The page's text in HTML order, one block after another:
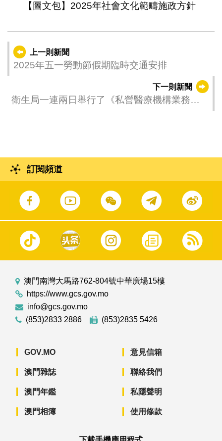
【圖文包】2025年社會文化範疇施政方針
上一則新聞
2025年五一勞動節假期臨時交通安排
下一則新聞
衛生局一連兩日舉行了《私營醫療機構業務法
訂閱頻道
澳門南灣大馬路762-804號中華廣場15樓
https://www.gcs.gov.mo
info@gcs.gov.mo
(853)2833 2886
(853)2835 5426
GOV.MO
澳門雜誌
澳門年鑑
澳門相簿
意見信箱
聯絡我們
私隱聲明
使用條款